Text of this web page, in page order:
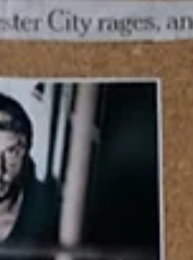
Les Pénalistes en Herbe
30 oct. 2023
5 min de lecture
La trace ADN : nouvelle
des preuves ?